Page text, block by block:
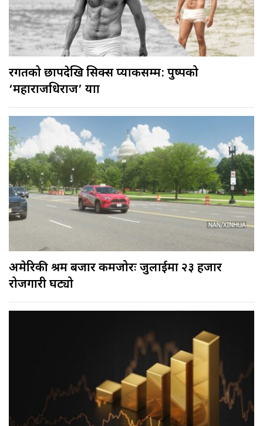
रगतको छापदेखि सिक्स प्याकसम्म: पुष्पको
‘महाराजधिराज’ यात्रा
अमेरिकी श्रम बजार कमजोरः जुलाईमा २३ हजार
रोजगारी घट्यो